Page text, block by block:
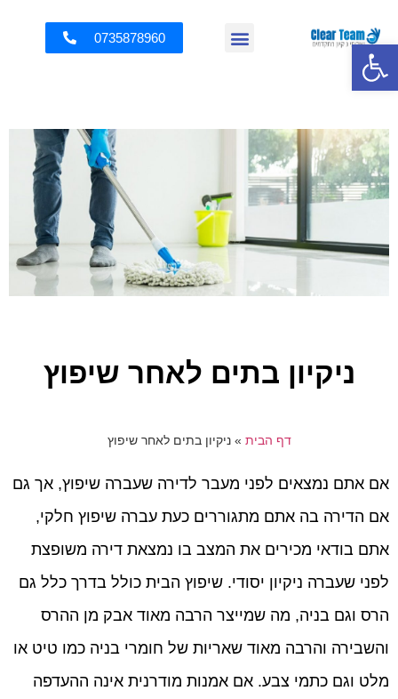
פתח סרגל נגישות 0735878960
ניקיון בתים לאחר שיפוץ
דף הבית »ניקיון בתים לאחר שיפוץ
אם אתם נמצאים לפני מעבר לדירה שעברה שיפוץ, אך גם
אם הדירה בה אתם מתגוררים כעת עברה שיפוץ חלקי,
אתם בודאי מכירים את המצב בו נמצאת דירה משופצת
לפני שעברה ניקיון יסודי. שיפוץ הבית כולל בדרך כלל גם
הרס וגם בניה, מה שמייצר הרבה מאוד אבק מן ההרס
והשבירה והרבה מאוד שאריות של חומרי בניה כמו טיט או
מלט וגם כתמי צבע. אם אמנות מודרנית אינה ההעדפה